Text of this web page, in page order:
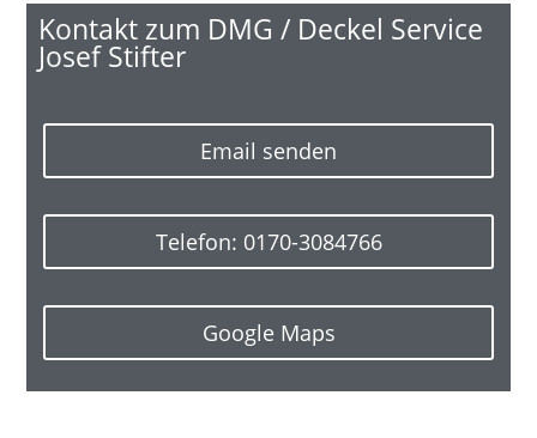
Kontakt zum DMG / Deckel Service
Josef Stifter
Email senden
Telefon: 0170-3084766
Google Maps